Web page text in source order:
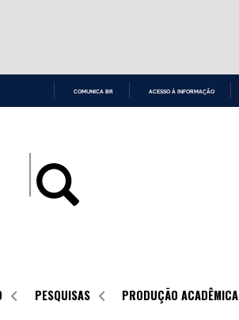
COMUNICA BR ACESSO À INFORMAÇÃO
PESQUISAS PRODUÇÃO ACADÊMICA